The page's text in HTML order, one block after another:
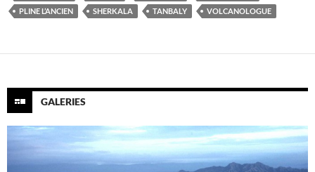
PLINE L’ANCIEN
SHERKALA TANBALY VOLCANOLOGUE
GALERIES